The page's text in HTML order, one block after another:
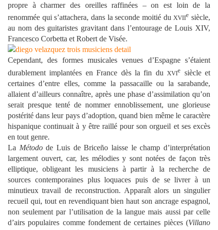
propre à charmer des oreilles raffinées – on est loin de la
renommée qui s’attachera, dans la seconde moitié du XVIIe siècle,
au nom des guitaristes gravitant dans l’entourage de Louis XIV,
Francesco Corbetta et Robert de Visée.
Cependant, des formes musicales venues d’Espagne s’étaient
durablement implantées en France dès la fin du XVIe siècle et
certaines d’entre elles, comme la passacaille ou la sarabande,
allaient d’ailleurs connaître, après une phase d’assimilation qu’on
serait presque tenté de nommer ennoblissement, une glorieuse
postérité dans leur pays d’adoption, quand bien même le caractère
hispanique continuait à y être raillé pour son orgueil et ses excès
en tout genre.
La Métodode Luis de Briceño laisse le champ d’interprétation
largement ouvert, car, les mélodies y sont notées de façon très
elliptique, obligeant les musiciens à partir à la recherche de
sources contemporaines plus loquaces puis de se livrer à un
minutieux travail de reconstruction. Apparaît alors un singulier
recueil qui, tout en revendiquant bien haut son ancrage espagnol,
non seulement par l’utilisation de la langue mais aussi par celle
d’airs populaires comme fondement de certaines pièces (Villano